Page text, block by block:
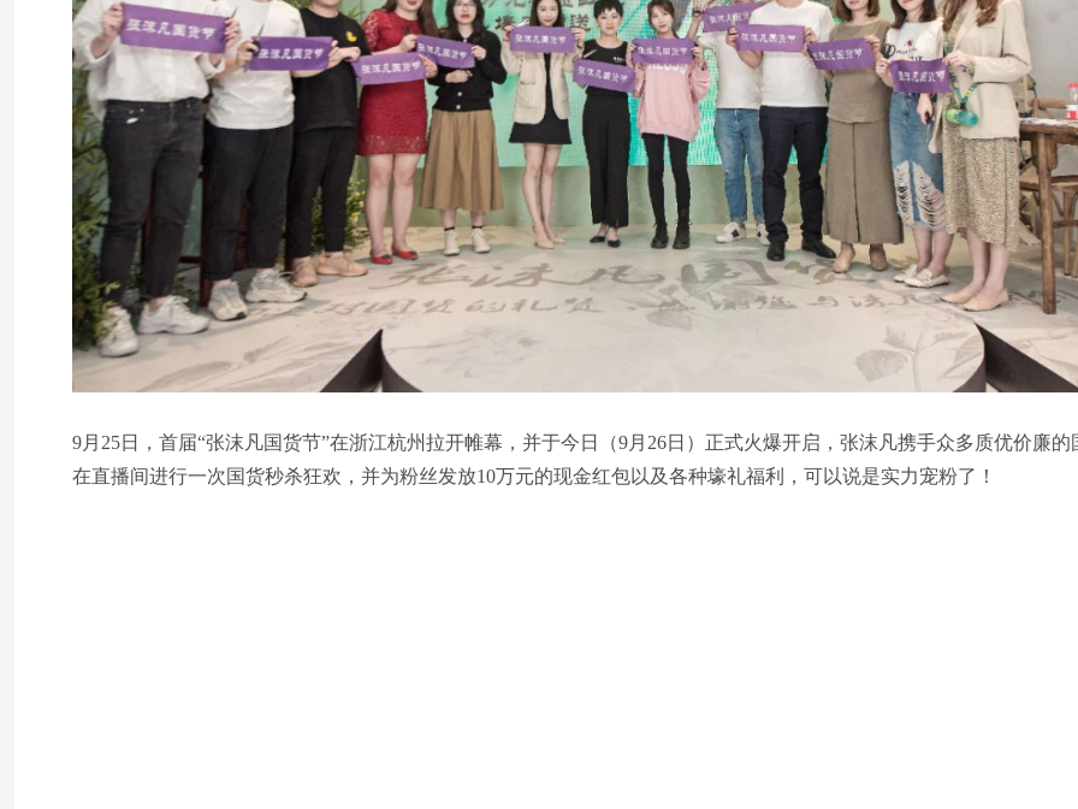
9月25日，首届“张沫凡国货节”在浙江杭州拉开帷幕，并于今日（9月26日）正式火爆开启，张沫凡携手众多质优价廉的
在直播间进行一次国货秒杀狂欢，并为粉丝发放10万元的现金红包以及各种壕礼福利，可以说是实力宠粉了！